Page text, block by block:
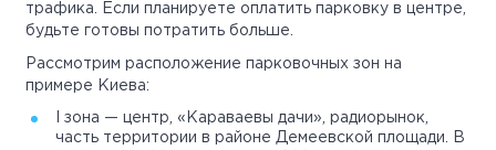
трафика. Если планируете оплатить парковку в центре,
будьте готовы потратить больше.
Рассмотрим расположение парковочных зон на
примере Киева:
I зона — центр, «Караваевы дачи», радиорынок,
часть территории в районе Демеевской площади. В